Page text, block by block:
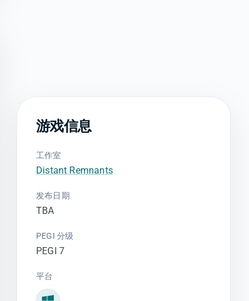
游戏信息
工作室
Distant Remnants
发布日期
TBA
PEGI 分级
PEGI 7
平台